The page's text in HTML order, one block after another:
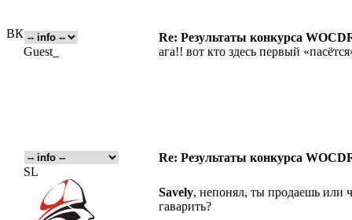
ВК
Re: Результаты конкурса
Guest_
ага!! вот кто здесь первый
Re: Результаты конкурса
SL
Savely, непонял, ты продаешь или
гаварить?